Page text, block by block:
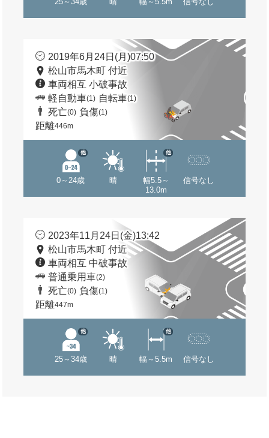
2019年6月24日(月)07:50
松山市馬木町 付近
車両相互 小破事故
軽自動車(1) 自転車(1)
死亡(0) 負傷(1)
距離446m
0～24歳
他
晴
幅5.5～
13.0m
他
信号なし
2023年11月24日(金)13:42
松山市馬木町 付近
車両相互 中破事故
普通乗用車(2)
死亡(0) 負傷(1)
距離447m
25～34歳
他
晴 幅～5.5m
他
信号なし